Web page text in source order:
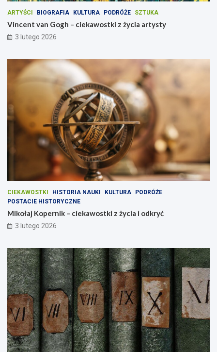
ARTYŚCI BIOGRAFIA KULTURA PODRÓŻE SZTUKA
Vincent van Gogh – ciekawostki z życia artysty
3 lutego 2026
CIEKAWOSTKI HISTORIA NAUKI KULTURA
PODRÓŻE
POSTACIE HISTORYCZNE
Mikołaj Kopernik – ciekawostki z życia i odkryć
3 lutego 2026